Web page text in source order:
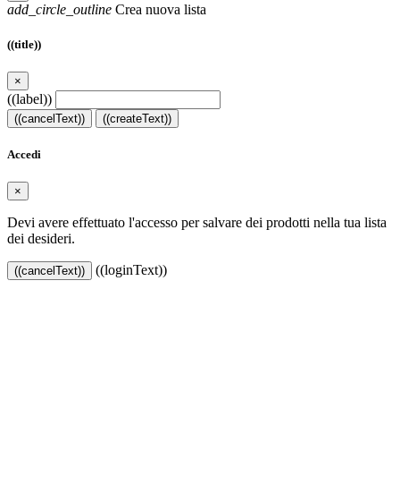
add_circle_outline Crea nuova lista
((title))
×
((label))
((cancelText)) ((createText))
Accedi
×
Devi avere effettuato l'accesso per salvare dei prodotti nella tua lista
dei desideri.
((cancelText)) ((loginText))